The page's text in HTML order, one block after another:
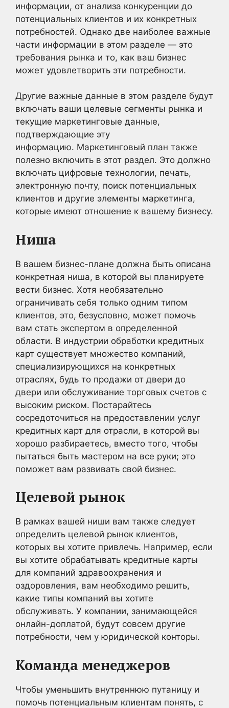
информации, от анализа конкуренции до
потенциальных клиентов и их конкретных
потребностей. Однако две наиболее важные
части информации в этом разделе — это
требования рынка и то, как ваш бизнес
может удовлетворить эти потребности.
Другие важные данные в этом разделе будут
включать ваши целевые сегменты рынка и
текущие маркетинговые данные,
подтверждающие эту
информацию. Маркетинговый план также
полезно включить в этот раздел. Это должно
включать цифровые технологии, печать,
электронную почту, поиск потенциальных
клиентов и другие элементы маркетинга,
которые имеют отношение к вашему бизнесу.
Ниша
В вашем бизнес-плане должна быть описана
конкретная ниша, в которой вы планируете
вести бизнес. Хотя необязательно
ограничивать себя только одним типом
клиентов, это, безусловно, может помочь
вам стать экспертом в определенной
области. В индустрии обработки кредитных
карт существует множество компаний,
специализирующихся на конкретных
отраслях, будь то продажи от двери до
двери или обслуживание торговых счетов с
высоким риском. Постарайтесь
сосредоточиться на предоставлении услуг
кредитных карт для отрасли, в которой вы
хорошо разбираетесь, вместо того, чтобы
пытаться быть мастером на все руки; это
поможет вам развивать свой бизнес.
Целевой рынок
В рамках вашей ниши вам также следует
определить целевой рынок клиентов,
которых вы хотите привлечь. Например, если
вы хотите обрабатывать кредитные карты
для компаний здравоохранения и
оздоровления, вам необходимо решить,
какие типы компаний вы хотите
обслуживать. У компании, занимающейся
онлайн-доплатой, будут совсем другие
потребности, чем у юридической конторы.
Команда менеджеров
Чтобы уменьшить внутреннюю путаницу и
помочь потенциальным клиентам понять, с